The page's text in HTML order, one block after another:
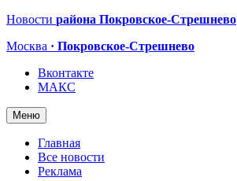
Новости района Покровское-Стрешнево
Москва · Покровское-Стрешнево
Вконтакте
МАКС
Меню
Главная
Все новости
Реклама